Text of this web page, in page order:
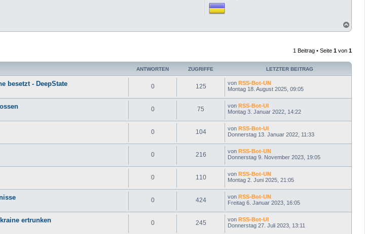
a
o
e
1 Beitrag • Seite 1 von 1
ANTWORTEN ZUGRIFFE LETZTER BEITRAG
besetzt - DeepState 0 125 von RSS-Bot-UN
Montag 18. August 2025, 09:05
0 75 von RSS-Bot-UI
Montag 3. Januar 2022, 14:22
0 104 von RSS-Bot-UI
Donnerstag 13. Januar 2022, 11:33
0 216 von RSS-Bot-UN
Donnerstag 9. November 2023, 19:05
0 110 von RSS-Bot-UN
Montag 2. Juni 2025, 21:05
0 424 von RSS-Bot-UN
Freitag 6. Januar 2023, 16:05
ertrunken 0 245 von RSS-Bot-UI
Donnerstag 27. Juli 2023, 13:11